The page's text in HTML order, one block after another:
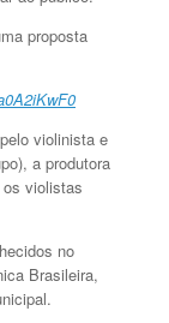
proposta
violinista e
a produtora
violistas
no
Brasileira,